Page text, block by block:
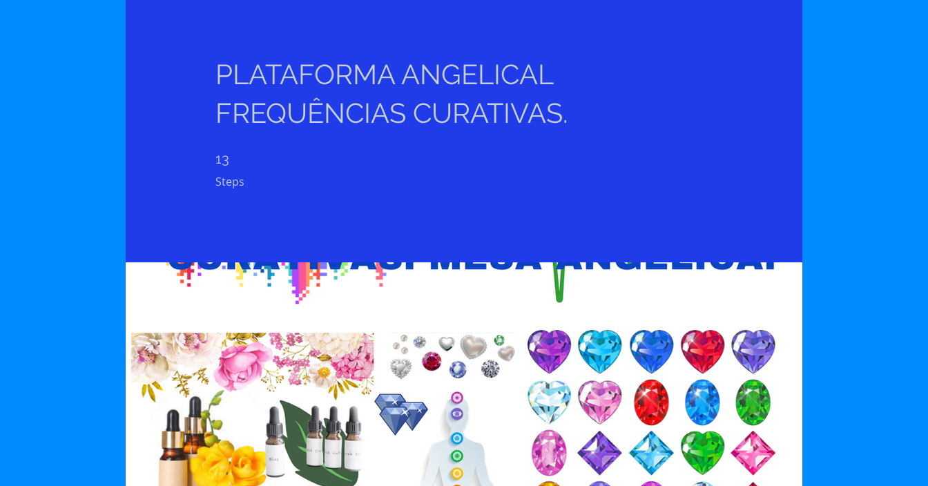
PLATAFORMA ANGELICAL
FREQUÊNCIAS CURATIVAS.
13
Steps